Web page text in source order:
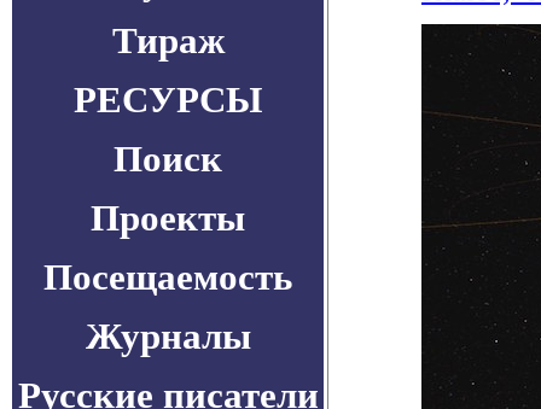
Тираж
РЕСУРСЫ
Поиск
Проекты
Посещаемость
Журналы
Русские писатели